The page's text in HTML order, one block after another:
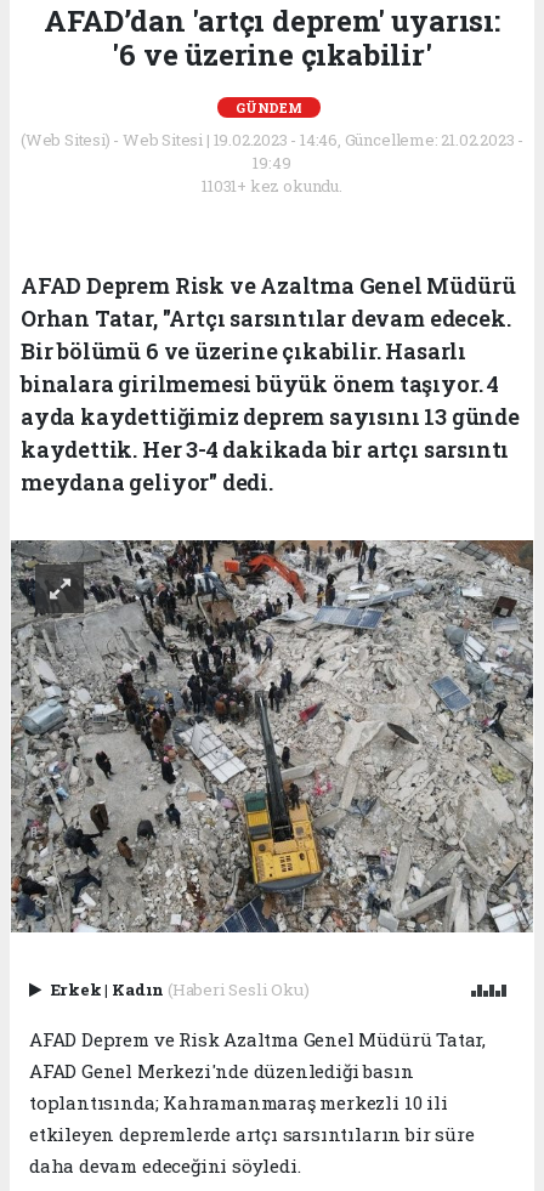
AFAD’dan 'artçı deprem' uyarısı:
'6 ve üzerine çıkabilir'
GÜNDEM
(Web Sitesi) - Web Sitesi | 19.02.2023 - 14:46, Güncelleme: 21.02.2023 -
19:49
11031+ kez okundu.
AFAD Deprem Risk ve Azaltma Genel Müdürü
Orhan Tatar, "Artçı sarsıntılar devam edecek.
Bir bölümü 6 ve üzerine çıkabilir. Hasarlı
binalara girilmemesi büyük önem taşıyor. 4
ayda kaydettiğimiz deprem sayısını 13 günde
kaydettik. Her 3-4 dakikada bir artçı sarsıntı
meydana geliyor" dedi.
Erkek| Kadın (Haberi Sesli Oku)
AFAD Deprem ve Risk Azaltma Genel Müdürü Tatar,
AFAD Genel Merkezi'nde düzenlediği basın
toplantısında; Kahramanmaraş merkezli 10 ili
etkileyen depremlerde artçı sarsıntıların bir süre
daha devam edeceğini söyledi.